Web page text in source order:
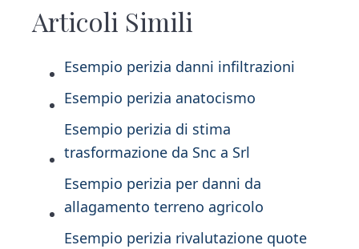
Articoli Simili
Esempio perizia danni infiltrazioni​
Esempio perizia anatocismo​
Esempio perizia di stima
trasformazione da Snc a Srl​
Esempio perizia per danni da
allagamento terreno agricolo​
Esempio perizia rivalutazione quote